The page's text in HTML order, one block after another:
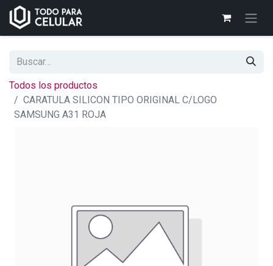
Todos los productos
CARATULA SILICON TIPO ORIGINAL C/LOGO
SAMSUNG A31 ROJA